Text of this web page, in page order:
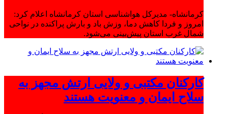
کرمانشاه- مدیرکل هواشناسی استان کرمانشاه اعلام کرد:
امروز و فردا کاهش دما، وزش باد و بارش پراکنده در نواحی
شمال غرب استان پیش‌بینی می‌شود.
کارکنان مکتبی و ولایی ارتش مجهز به
سلاح ایمان و معنویت هستند